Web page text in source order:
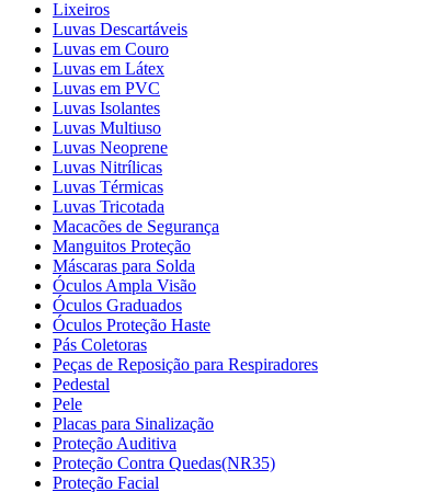
Lixeiros
Luvas Descartáveis
Luvas em Couro
Luvas em Látex
Luvas em PVC
Luvas Isolantes
Luvas Multiuso
Luvas Neoprene
Luvas Nitrílicas
Luvas Térmicas
Luvas Tricotada
Macacões de Segurança
Manguitos Proteção
Máscaras para Solda
Óculos Ampla Visão
Óculos Graduados
Óculos Proteção Haste
Pás Coletoras
Peças de Reposição para Respiradores
Pedestal
Pele
Placas para Sinalização
Proteção Auditiva
Proteção Contra Quedas(NR35)
Proteção Facial